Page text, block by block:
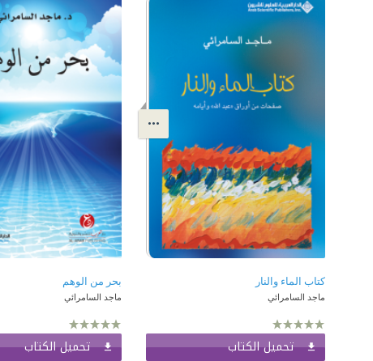
كتاب الماء والنار
ماجد السامرائي
تحميل الكتاب
بحر من الوهم
ماجد السامرائي
تحميل الكتاب